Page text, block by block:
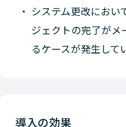
システム更改におい
ジェクトの完了がメ
るケースが発生して
導入の効果